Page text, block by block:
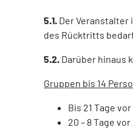
5.1. Der Veranstalter
des Rücktritts
5.2. Darüber hinaus
Gruppen bis 14
Bis 21 Tage
20 – 8 Tage